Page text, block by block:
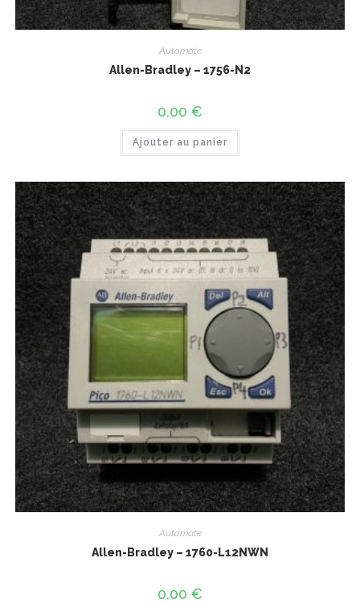
Automate
Allen-Bradley – 1756-N2
0,00 €
Ajouter au panier
Automate
Allen-Bradley – 1760-L12NWN
0,00 €